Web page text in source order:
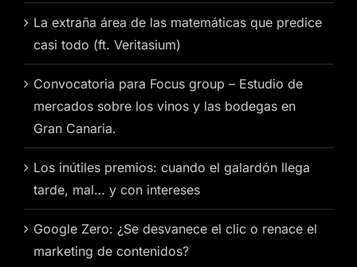
La extraña área de las matemáticas que predice
casi todo (ft. Veritasium)
Convocatoria para Focus group – Estudio de
mercados sobre los vinos y las bodegas en
Gran Canaria.
Los inútiles premios: cuando el galardón llega
tarde, mal… y con intereses
Google Zero: ¿Se desvanece el clic o renace el
marketing de contenidos?